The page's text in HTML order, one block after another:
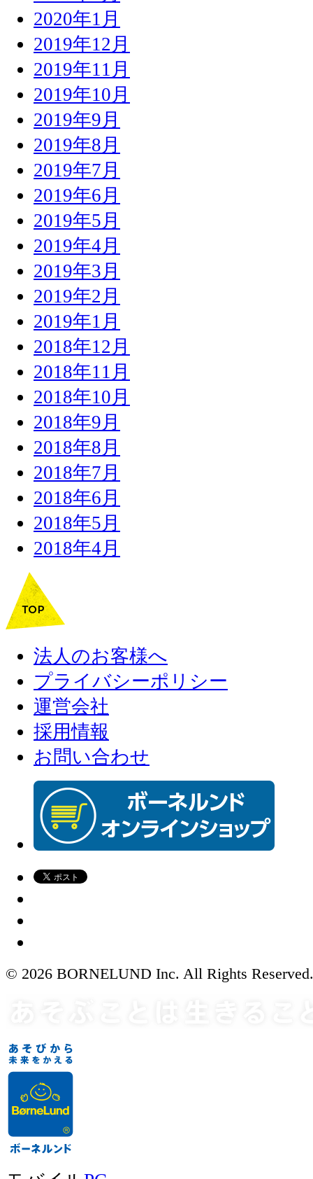
2020年1月
2019年12月
2019年11月
2019年10月
2019年9月
2019年8月
2019年7月
2019年6月
2019年5月
2019年4月
2019年3月
2019年2月
2019年1月
2018年12月
2018年11月
2018年10月
2018年9月
2018年8月
2018年7月
2018年6月
2018年5月
2018年4月
法人のお客様へ
プライバシーポリシー
運営会社
採用情報
お問い合わせ
© 2026 BORNELUND Inc. All Rights Reserved.